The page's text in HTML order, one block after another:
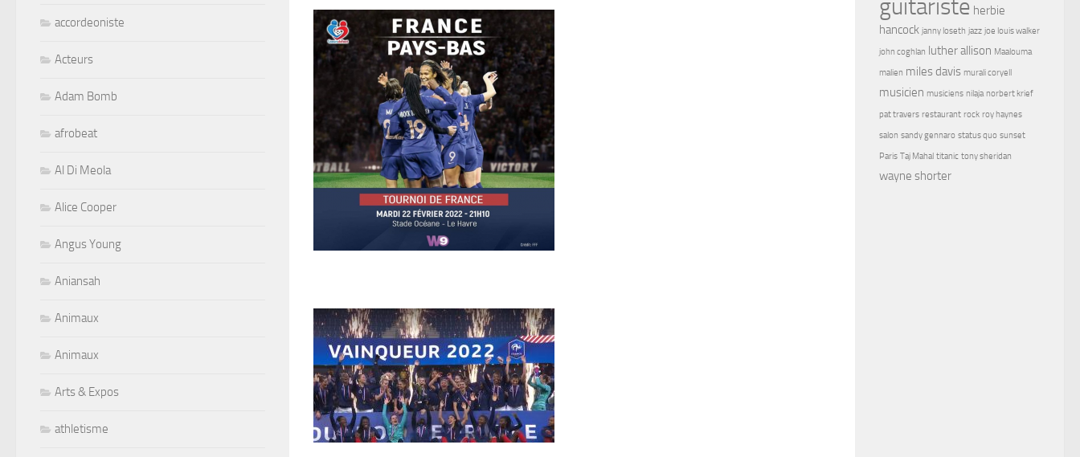
accordeoniste
Acteurs
Adam Bomb
afrobeat
Al Di Meola
Alice Cooper
Angus Young
Aniansah
Animaux
Animaux
Arts & Expos
athletisme
guitariste herbie
hancock janny loseth jazz joe louis walker
john coghlan luther allison Maalouma
malien miles davis murali coryell
musicien musiciens nilaja norbert krief
pat travers restaurant rock roy haynes
salon sandy gennaro status quo sunset
Paris Taj Mahal titanic tony sheridan
wayne shorter